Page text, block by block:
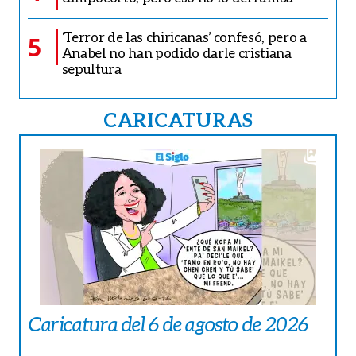
5
‘Terror de las chiricanas’ confesó, pero a
Anabel no han podido darle cristiana
sepultura
CARICATURAS
Caricatura del 6 de agosto de 2026